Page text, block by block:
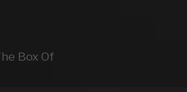
Box Of